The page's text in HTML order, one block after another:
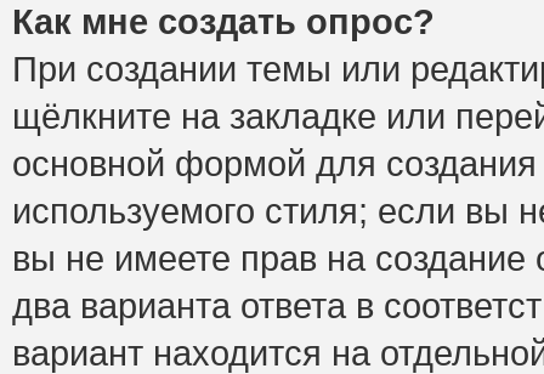
Как мне создать опрос?
При создании темы или
щёлкните на закладке или
основной формой для
используемого стиля; если вы
вы не имеете прав на
два варианта ответа в
вариант находится на